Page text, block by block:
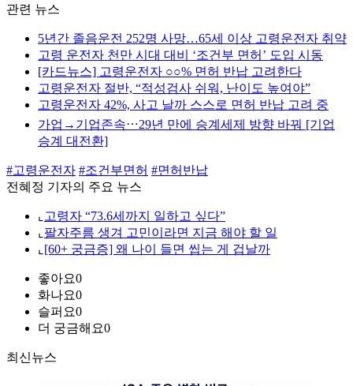
관련 뉴스
5년간 졸음운전 252명 사망…65세 이상 고령운전자 취약
고령 운전자 천만 시대 대비 ‘조건부 면허’ 도입 시동
[카드뉴스] 고령운전자 ○○% 면허 반납 고려한다
고령운전자 절반, “적성검사 쉬워, 난이도 높여야”
고령운전자 42%, 사고 날까 스스로 면허 반납 고려 중
가업→기업존속⋯29년 만에 승계세제 방향 바꿔 [기업
승계 대전환]
#고령운전자 #조건부면허 #면허반납
전혜정 기자의 주요 뉴스
⌞ 고령자 “73.6세까지 일하고 싶다”
⌞ 팔자주름 생겨 고민이라면 지금 해야 할 일
⌞ [60+ 궁금증] 왜 나이 들면 씹는 게 겁날까
좋아요0
화나요0
슬퍼요0
더 궁금해요0
최신뉴스